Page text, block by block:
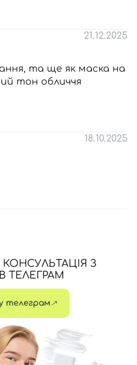
21.12.2025
та ще як маска на
тон обличчя
18.10.2025
З
ТЕЛЕГРАМ
телеграм